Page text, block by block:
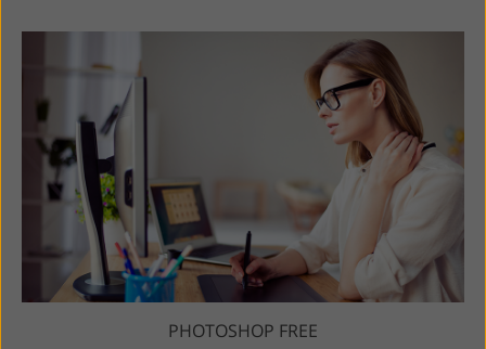
PHOTOSHOP FREE